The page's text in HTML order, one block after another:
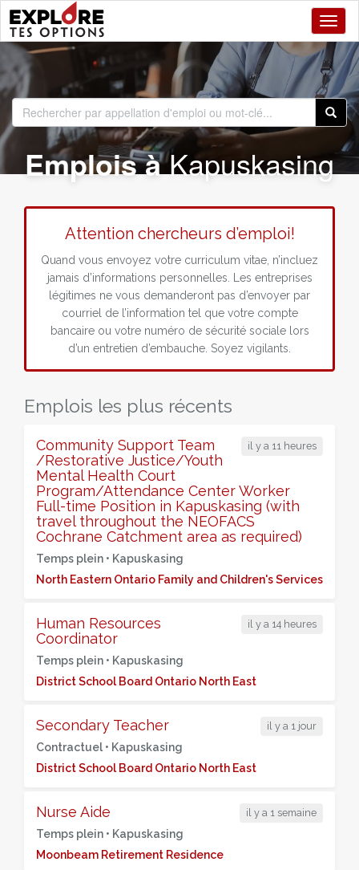
Emplois àKapuskasing
Attention chercheurs d’emploi!
Quand vous envoyez votre curriculum vitae, n’incluez
jamais d’informations personnelles. Les entreprises
légitimes ne vous demanderont pas d’envoyer par
courriel de l’information tel que votre compte
bancaire ou votre numéro de sécurité sociale lors
d’un entretien d’embauche. Soyez vigilants.
Emplois les plus récents
il y a 11 heures
Community Support Team
/Restorative Justice/Youth
Mental Health Court
Program/Attendance Center Worker
Full-time Position in Kapuskasing (with
travel throughout the NEOFACS
Cochrane Catchment area as required)
Temps plein • Kapuskasing
North Eastern Ontario Family and Children's Services
il y a 14 heures
Human Resources
Coordinator
Temps plein • Kapuskasing
District School Board Ontario North East
il y a 1 jour
Secondary Teacher
Contractuel • Kapuskasing
District School Board Ontario North East
il y a 1 semaine
Nurse Aide
Temps plein • Kapuskasing
Moonbeam Retirement Residence